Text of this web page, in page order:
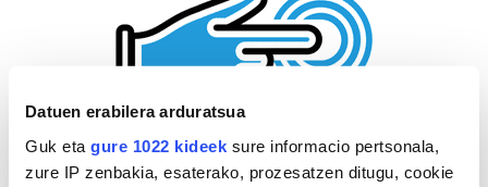
Datuen erabilera arduratsua
Guk eta gure 1022 kideek sure informacio pertsonala,
zure IP zenbakia, esaterako, prozesatzen ditugu, cookie